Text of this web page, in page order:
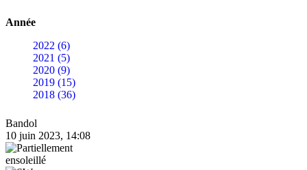
Année
2022 (6)
2021 (5)
2020 (9)
2019 (15)
2018 (36)
Bandol
10 juin 2023, 14:08